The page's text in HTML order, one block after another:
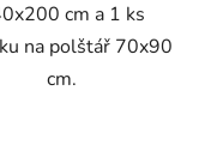
cm a 1 ks
na polštář 70x90
cm.